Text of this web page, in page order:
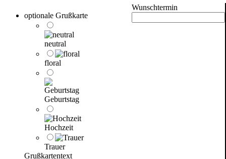
optionale Grußkarte
neutral
floral
Geburtstag
Hochzeit
Trauer
Grußkartentext
Wunschtermin